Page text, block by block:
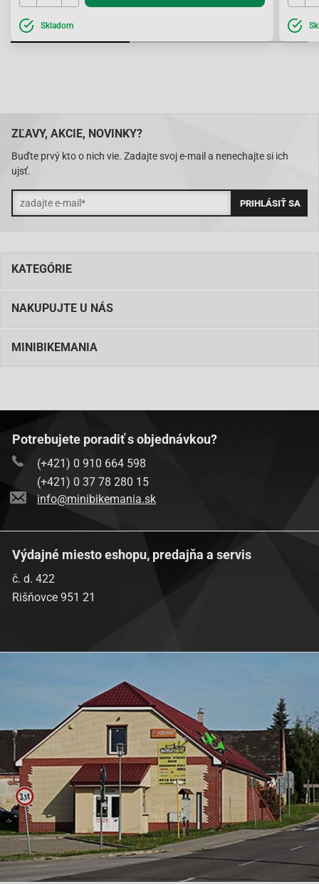
Skladom
ZĽAVY, AKCIE, NOVINKY?
Buďte prvý kto o nich vie. Zadajte svoj e-mail a nenechajte si ich
ujsť.
KATEGÓRIE
NAKUPUJTE U NÁS
MINIBIKEMANIA
Potrebujete poradiť s objednávkou?
(+421) 0 910 664 598
(+421) 0 37 78 280 15
info@minibikemania.sk
Výdajné miesto eshopu, predajňa a servis
č. d. 422
Rišňovce 951 21